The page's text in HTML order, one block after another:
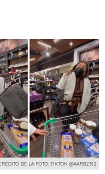
DE LA FOTO: TIKTOK @AARB2312